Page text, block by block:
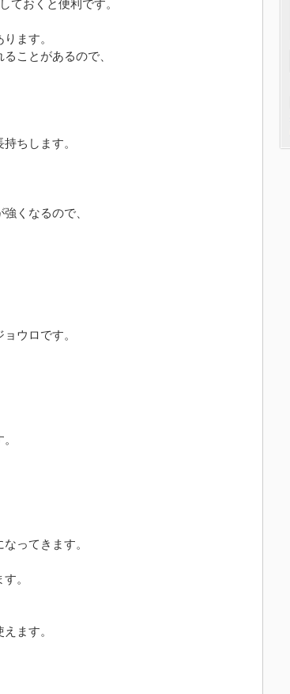
ておくと便利です。
ます。
ことがあるので、
ちします。
くなるので、
ウロです。
ってきます。
。
ます。